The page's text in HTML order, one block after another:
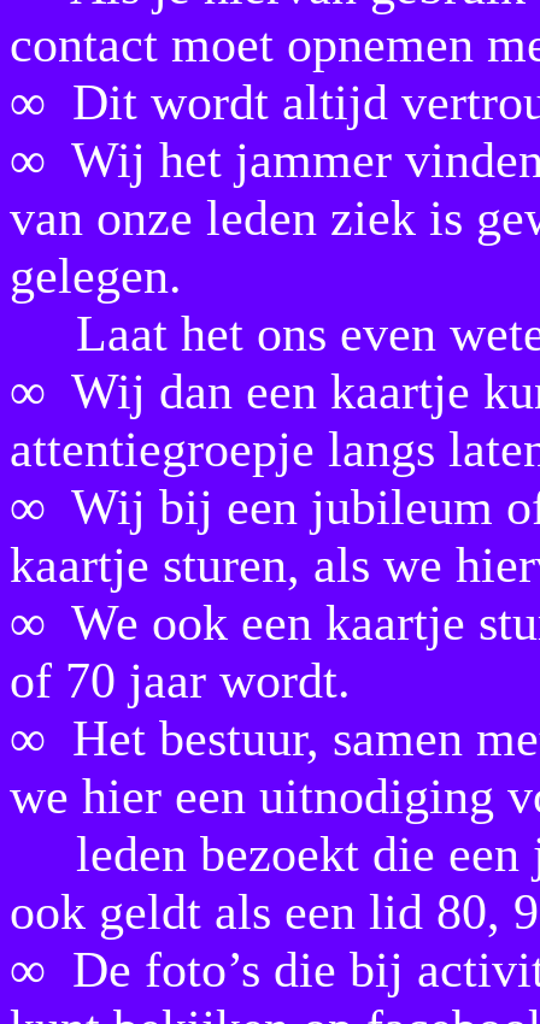
contact moet opnemen
∞ Dit wordt altijd
∞ Wij het jammer
van onze leden ziek is
gelegen.
Laat het ons even
∞ Wij dan een kaartje
attentiegroepje langs
∞ Wij bij een jubileum of
kaartje sturen, als we
∞ We ook een kaartje
of 70 jaar wordt.
∞ Het bestuur, samen
we hier een uitnodiging
leden bezoekt die een
ook geldt als een lid 80,
∞ De foto’s die bij